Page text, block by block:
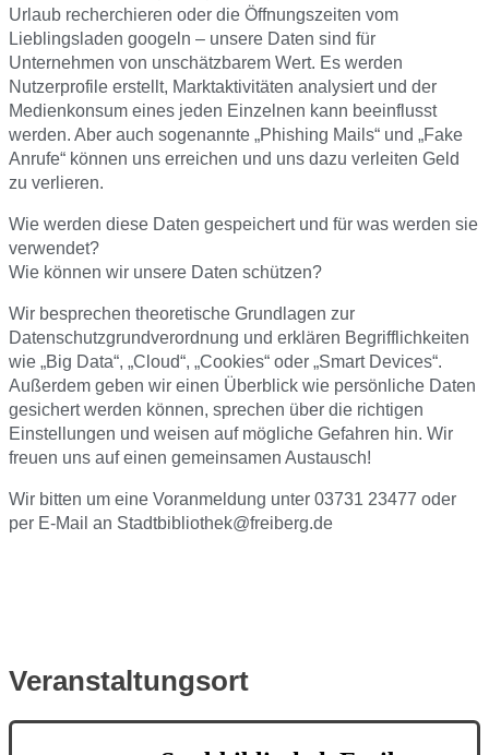
Urlaub recherchieren oder die Öffnungszeiten vom
Lieblingsladen googeln – unsere Daten sind für
Unternehmen von unschätzbarem Wert. Es werden
Nutzerprofile erstellt, Marktaktivitäten analysiert und der
Medienkonsum eines jeden Einzelnen kann beeinflusst
werden. Aber auch sogenannte „Phishing Mails“ und „Fake
Anrufe“ können uns erreichen und uns dazu verleiten Geld
zu verlieren.
Wie werden diese Daten gespeichert und für was werden sie
verwendet?
Wie können wir unsere Daten schützen?
Wir besprechen theoretische Grundlagen zur
Datenschutzgrundverordnung und erklären Begrifflichkeiten
wie „Big Data“, „Cloud“, „Cookies“ oder „Smart Devices“.
Außerdem geben wir einen Überblick wie persönliche Daten
gesichert werden können, sprechen über die richtigen
Einstellungen und weisen auf mögliche Gefahren hin. Wir
freuen uns auf einen gemeinsamen Austausch!
Wir bitten um eine Voranmeldung unter 03731 23477 oder
per E-Mail an Stadtbibliothek@freiberg.de
Veranstaltungsort